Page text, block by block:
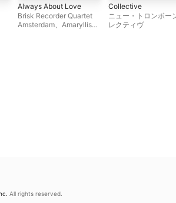
Always About Love
Brisk Recorder Quartet
Amsterdam、 Amaryllis
Collective
ニュー・トロンボー
レクティヴ
All rights reserved.